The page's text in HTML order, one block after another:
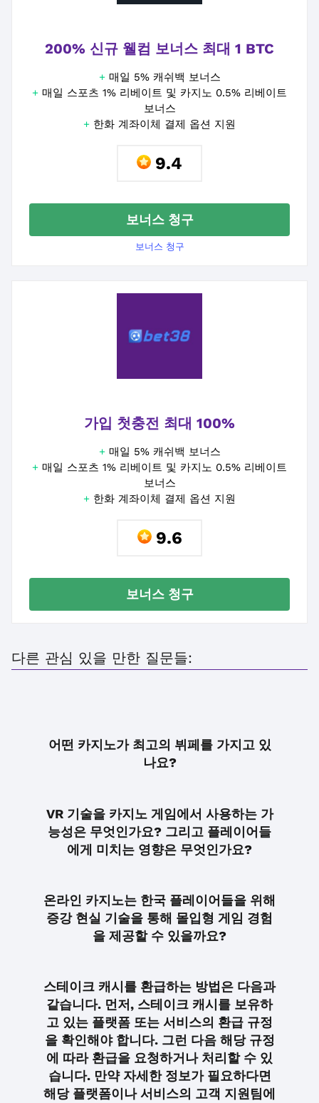
200% 신규 웰컴 보너스 최대 1 BTC
+ 매일 5% 캐쉬백 보너스
+ 매일 스포츠 1% 리베이트 및 카지노 0.5% 리베이트
보너스
+ 한화 계좌이체 결제 옵션 지원
9.4
보너스 청구
보너스 청구
가입 첫충전 최대 100%
+ 매일 5% 캐쉬백 보너스
+ 매일 스포츠 1% 리베이트 및 카지노 0.5% 리베이트
보너스
+ 한화 계좌이체 결제 옵션 지원
9.6
보너스 청구
다른 관심 있을 만한 질문들:
어떤 카지노가 최고의 뷔페를 가지고 있
나요?
VR 기술을 카지노 게임에서 사용하는 가
능성은 무엇인가요? 그리고 플레이어들
에게 미치는 영향은 무엇인가요?
온라인 카지노는 한국 플레이어들을 위해
증강 현실 기술을 통해 몰입형 게임 경험
을 제공할 수 있을까요?
스테이크 캐시를 환급하는 방법은 다음과
같습니다. 먼저, 스테이크 캐시를 보유하
고 있는 플랫폼 또는 서비스의 환급 규정
을 확인해야 합니다. 그런 다음 해당 규정
에 따라 환급을 요청하거나 처리할 수 있
습니다. 만약 자세한 정보가 필요하다면
해당 플랫폼이나 서비스의 고객 지원팀에